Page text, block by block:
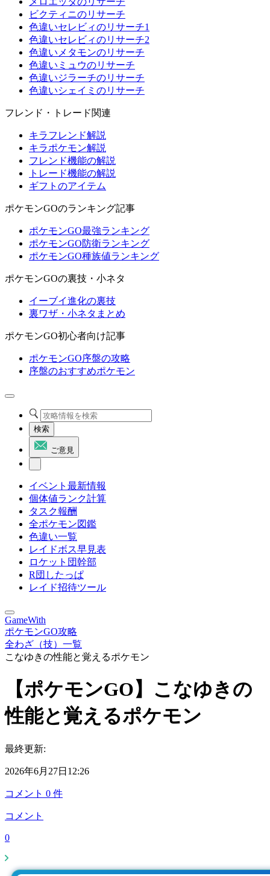
ビクティニのリサーチ
色違いセレビィのリサーチ1
色違いセレビィのリサーチ2
色違いメタモンのリサーチ
色違いミュウのリサーチ
色違いジラーチのリサーチ
色違いシェイミのリサーチ
フレンド・トレード関連
キラフレンド解説
キラポケモン解説
フレンド機能の解説
トレード機能の解説
ギフトのアイテム
ポケモンGOのランキング記事
ポケモンGO最強ランキング
ポケモンGO防衛ランキング
ポケモンGO種族値ランキング
ポケモンGOの裏技・小ネタ
イーブイ進化の裏技
裏ワザ・小ネタまとめ
ポケモンGO初心者向け記事
ポケモンGO序盤の攻略
序盤のおすすめポケモン
検索
ご意見
イベント最新情報
個体値ランク計算
タスク報酬
全ポケモン図鑑
色違い一覧
レイドボス早見表
ロケット団幹部
R団したっぱ
レイド招待ツール
GameWith
ポケモンGO攻略
全わざ（技）一覧
こなゆきの性能と覚えるポケモン
【ポケモンGO】こなゆきの
性能と覚えるポケモン
最終更新:
2026年6月27日12:26
コメント 0 件
コメント
0